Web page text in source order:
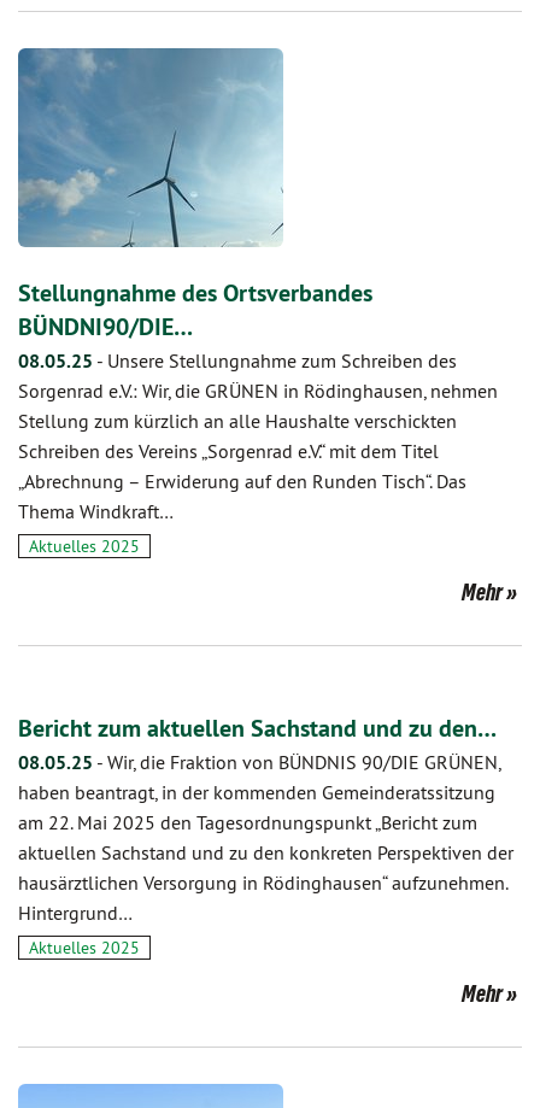
Stellungnahme des Ortsverbandes
BÜNDNI90/DIE…
08.05.25 - Unsere Stellungnahme zum Schreiben des
Sorgenrad e.V.: Wir, die GRÜNEN in Rödinghausen, nehmen
Stellung zum kürzlich an alle Haushalte verschickten
Schreiben des Vereins „Sorgenrad e.V.“ mit dem Titel
„Abrechnung – Erwiderung auf den Runden Tisch“. Das
Thema Windkraft…
Aktuelles 2025
Mehr
Bericht zum aktuellen Sachstand und zu den…
08.05.25 - Wir, die Fraktion von BÜNDNIS 90/DIE GRÜNEN,
haben beantragt, in der kommenden Gemeinderatssitzung
am 22. Mai 2025 den Tagesordnungspunkt „Bericht zum
aktuellen Sachstand und zu den konkreten Perspektiven der
hausärztlichen Versorgung in Rödinghausen“ aufzunehmen.
Hintergrund…
Aktuelles 2025
Mehr